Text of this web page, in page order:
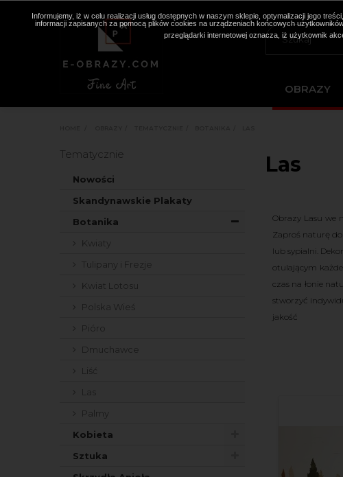
OBRAZY
Tematycznie
Nowości
Skandynawskie Plakaty
Botanika
Kwiaty
Tulipany i Frezje
Kwiat Lotosu
Polska Wieś
Pióro
Dmuchawce
Liść
Las
Palmy
Kobieta
Sztuka
Las
Obrazy Lasu we
Zaproś naturę
lub sypialni.
otulającym
czas na łonie
stworzyć
jakość
Informujemy, iż w celu realizacji usług dostępnych w naszym sklepie, optymalizacji jego
informacji zapisanych za pomocą plików cookies na urządzeniach końcowych
przeglądarki internetowej oznacza, iż użytkownik